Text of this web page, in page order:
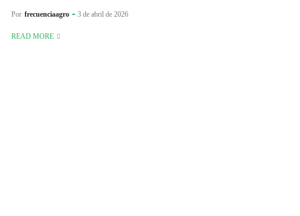
Por frecuenciaagro 3 de abril de 2026
READ MORE